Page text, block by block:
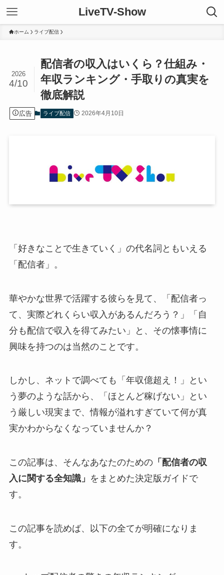
LiveTV-Show
ホーム ライブ配信
配信者の収入はいくら？仕組み・
年収ランキング・手取りの真実を
徹底解説
2026
4/10
広告 ライブ配信 2026年4月10日
「好きなことで生きていく」の代名詞ともいえる
「配信者」。
華やかな世界で活躍する彼らを見て、「配信者っ
て、実際どれくらい収入があるんだろう？」「自
分も配信で収入を得てみたい」と、その懐事情に
興味を持つのは当然のことです。
しかし、ネットで調べても「年収億超え！」とい
う夢のような話から、「ほとんど稼げない」とい
う厳しい現実まで、情報が溢れすぎていて何が真
実かわからなくなっていませんか？
この記事は、そんなあなたのための「配信者の収
入に関する全知識」 をまとめた決定版ガイドで
す。
この記事を読めば、以下の全てが明確になりま
す。